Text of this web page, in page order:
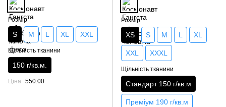
Розмір
S M L XL XXL
Щільність тканини
150 г/кв.м.
Ціна 550.00
Розмір
XS S M L XL
XXL XXXL
Щільність тканини
Стандарт 150 г/кв.м
Преміум 190 г/кв.м